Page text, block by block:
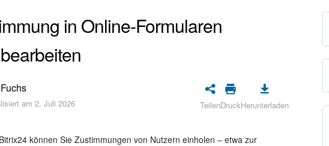
in Online-Formularen
am 2. Juli 2026 TeilenDruckHerunterladen
können Sie Zustimmungen von Nutzern einholen – etwa zur